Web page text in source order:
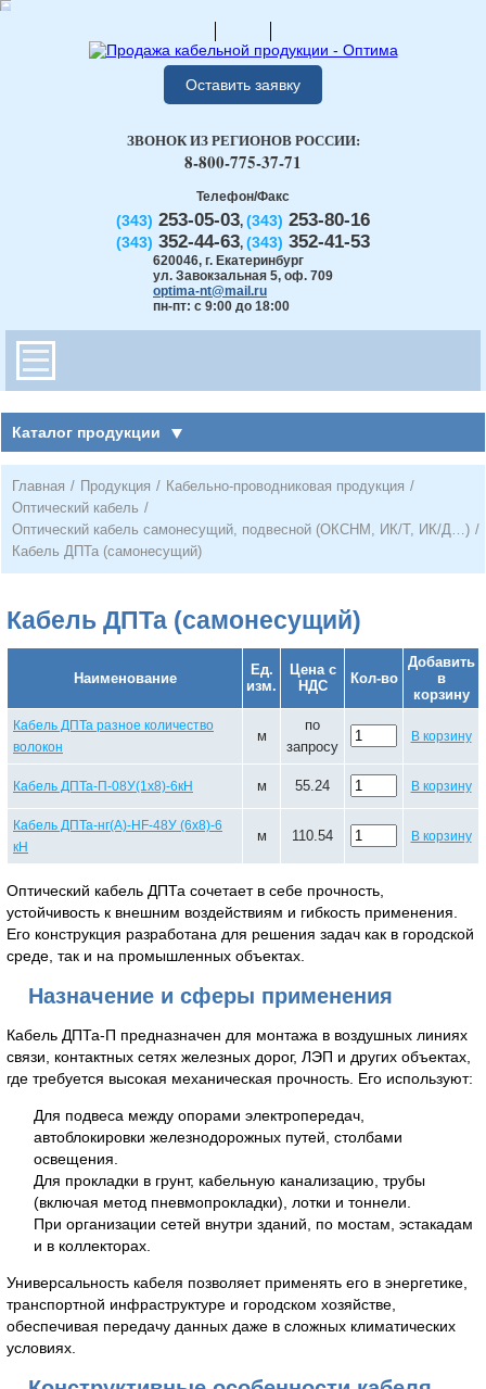
Оставить заявку
Телефон/Факс
(343) 253-05-03, (343) 253-80-16
(343) 352-44-63, (343) 352-41-53
620046, г. Екатеринбург
ул. Завокзальная 5, оф. 709
optima-nt@mail.ru
пн-пт: с 9:00 до 18:00
ЗВОНОК ИЗ РЕГИОНОВ РОССИИ:
8-800-775-37-71
Каталог продукции
Главная / Продукция / Кабельно-проводниковая продукция /
Оптический кабель /
Оптический кабель самонесущий, подвесной (ОКСНМ, ИК/Т, ИК/Д…) /
Кабель ДПТа (самонесущий)
Кабель ДПТа (самонесущий)
Наименование
Ед.
изм.
Цена с
НДС
Кол-во
Добавить
в
корзину
Кабель ДПТа разное количество
волокон
м
по
запросу
В корзину
Кабель ДПТа-П-08У(1х8)-6кН м 55.24 В корзину
Кабель ДПТа-нг(А)-HF-48У (6х8)-6
кН
м 110.54 В корзину
Оптический кабель ДПТа сочетает в себе прочность,
устойчивость к внешним воздействиям и гибкость применения.
Его конструкция разработана для решения задач как в городской
среде, так и на промышленных объектах.
Назначение и сферы применения
Кабель ДПТа-П предназначен для монтажа в воздушных линиях
связи, контактных сетях железных дорог, ЛЭП и других объектах,
где требуется высокая механическая прочность. Его используют:
Для подвеса между опорами электропередач,
автоблокировки железнодорожных путей, столбами
освещения.
Для прокладки в грунт, кабельную канализацию, трубы
(включая метод пневмопрокладки), лотки и тоннели.
При организации сетей внутри зданий, по мостам, эстакадам
и в коллекторах.
Универсальность кабеля позволяет применять его в энергетике,
транспортной инфраструктуре и городском хозяйстве,
обеспечивая передачу данных даже в сложных климатических
условиях.